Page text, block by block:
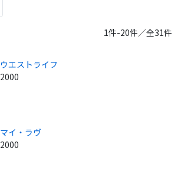
1件-20件／全31件
ウエストライフ
2000
マイ・ラヴ
2000